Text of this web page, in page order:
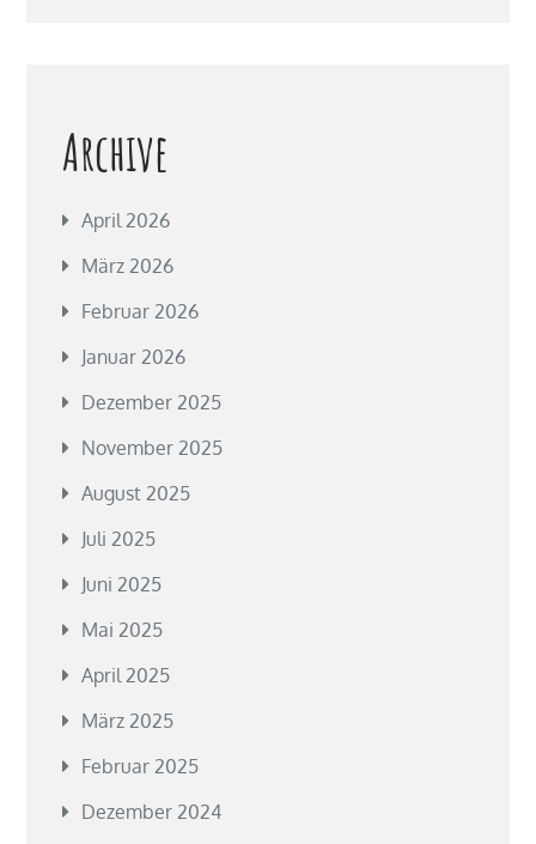
Archive
April 2026
März 2026
Februar 2026
Januar 2026
Dezember 2025
November 2025
August 2025
Juli 2025
Juni 2025
Mai 2025
April 2025
März 2025
Februar 2025
Dezember 2024